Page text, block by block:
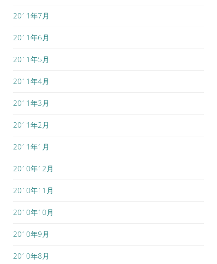
2011年7月
2011年6月
2011年5月
2011年4月
2011年3月
2011年2月
2011年1月
2010年12月
2010年11月
2010年10月
2010年9月
2010年8月